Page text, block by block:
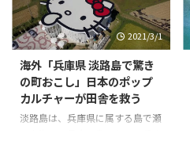
の中ではJR大井町駅東口から始
まり、キャッツシアターやお洒落
な飲食店街、住宅地、商店街など
を通り抜けています。 また、途
中で可愛らしい猫も登場します。
ビデオの最後にはJR大井町西口
に到着しています。 このビデオ
を通じて、大井町の様々な場所や
2021/3/1
海外「兵庫県 淡路島で驚き
の町おこし」日本のポップ
カルチャーが田舎を救う
淡路島は、兵庫県に属する島で瀬